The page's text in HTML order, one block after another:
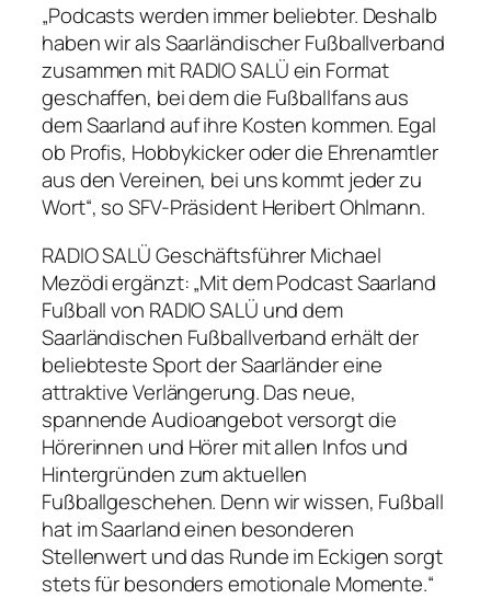
„Podcasts werden immer beliebter. Deshalb
haben wir als Saarländischer Fußballverband
zusammen mit RADIO SALÜ ein Format
geschaffen, bei dem die Fußballfans aus
dem Saarland auf ihre Kosten kommen. Egal
ob Profis, Hobbykicker oder die Ehrenamtler
aus den Vereinen, bei uns kommt jeder zu
Wort“, so SFV-Präsident Heribert Ohlmann.
RADIO SALÜ Geschäftsführer Michael
Mezödi ergänzt: „Mit dem Podcast Saarland
Fußball von RADIO SALÜ und dem
Saarländischen Fußballverband erhält der
beliebteste Sport der Saarländer eine
attraktive Verlängerung. Das neue,
spannende Audioangebot versorgt die
Hörerinnen und Hörer mit allen Infos und
Hintergründen zum aktuellen
Fußballgeschehen. Denn wir wissen, Fußball
hat im Saarland einen besonderen
Stellenwert und das Runde im Eckigen sorgt
stets für besonders emotionale Momente.“